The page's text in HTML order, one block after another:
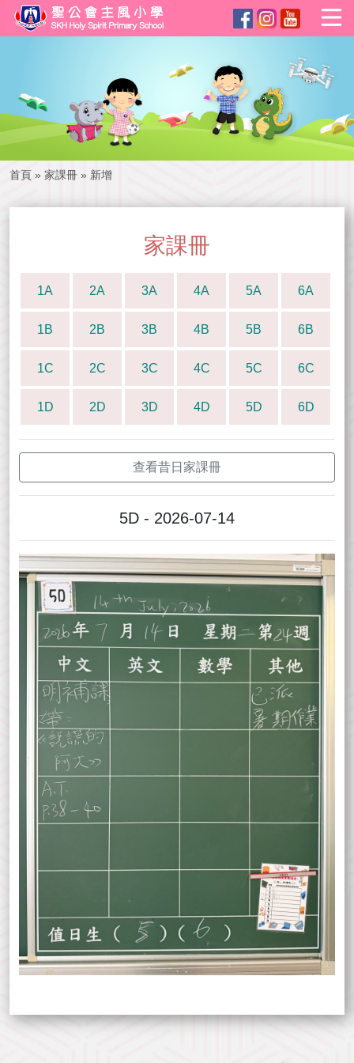
首頁 » 家課冊 » 新增
家課冊
1A 2A 3A 4A 5A 6A
1B 2B 3B 4B 5B 6B
1C 2C 3C 4C 5C 6C
1D 2D 3D 4D 5D 6D
查看昔日家課冊
5D - 2026-07-14